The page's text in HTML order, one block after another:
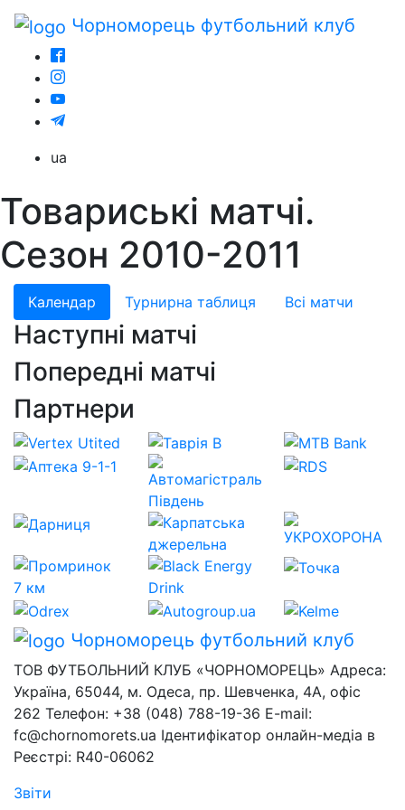
Чорноморець футбольний клуб
ua
Товариські матчі.
Сезон 2010-2011
Календар Турнирна таблиця Всі матчи
Наступні матчі
Попередні матчі
Партнери
Чорноморець футбольний клуб
ТОВ ФУТБОЛЬНИЙ КЛУБ «ЧОРНОМОРЕЦЬ» Адреса:
Україна, 65044, м. Одеса, пр. Шевченка, 4А, офіс
262 Телефон: +38 (048) 788-19-36 E-mail:
fc@chornomorets.ua Ідентифікатор онлайн-медіа в
Реєстрі: R40-06062
Звіти